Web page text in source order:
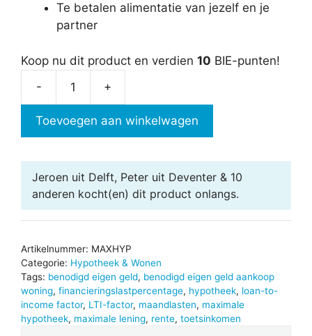
Te betalen alimentatie van jezelf en je
partner
Koop nu dit product en verdien 10 BIE-punten!
-
aantal
+
Toevoegen aan winkelwagen
Jeroen uit Delft, Peter uit Deventer & 10
anderen kocht(en) dit product onlangs.
Artikelnummer: MAXHYP
Categorie: Hypotheek & Wonen
Tags: benodigd eigen geld, benodigd eigen geld aankoop
woning, financieringslastpercentage, hypotheek, loan-to-
income factor, LTI-factor, maandlasten, maximale
hypotheek, maximale lening, rente, toetsinkomen